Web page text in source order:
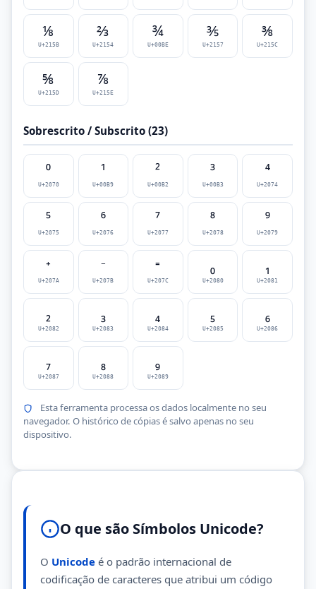
⅛
U+215B
⅔
U+2154
¾
U+00BE
⅗
U+2157
⅜
U+215C
⅝
U+215D
⅞
U+215E
Sobrescrito / Subscrito (23)
⁰
U+2070
¹
U+00B9
²
U+00B2
³
U+00B3
⁴
U+2074
⁵
U+2075
⁶
U+2076
⁷
U+2077
⁸
U+2078
⁹
U+2079
⁺
U+207A
⁻
U+207B
⁼
U+207C
₀
U+2080
₁
U+2081
₂
U+2082
₃
U+2083
₄
U+2084
₅
U+2085
₆
U+2086
₇
U+2087
₈
U+2088
₉
U+2089
Esta ferramenta processa os dados localmente no seu
navegador. O histórico de cópias é salvo apenas no seu
dispositivo.
O que são Símbolos Unicode?
O Unicode é o padrão internacional de
codificação de caracteres que atribui um código